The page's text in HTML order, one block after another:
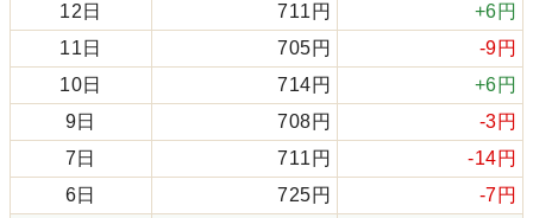
12日
711円
+6円
11日
705円
-9円
10日
714円
+6円
9日
708円
-3円
7日
711円
-14円
6日
725円
-7円